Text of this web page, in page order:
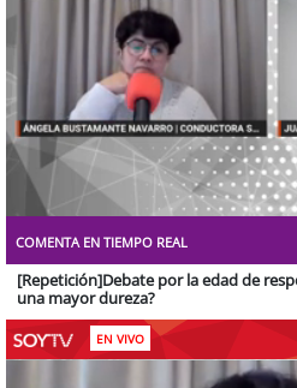
Type
COMENTA EN TIEMPO REAL
[Repetición]Debate por la edad de
una mayor dureza?
EN VIVO